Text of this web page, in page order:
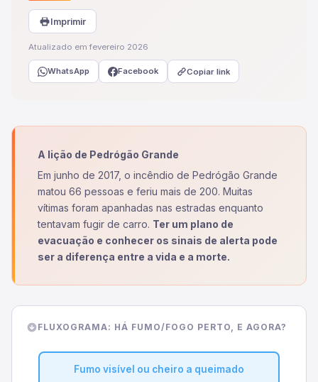
Imprimir
Atualizado em fevereiro 2026
WhatsApp Facebook Copiar link
A lição de Pedrógão Grande
Em junho de 2017, o incêndio de Pedrógão Grande
matou 66 pessoas e feriu mais de 200. Muitas
vítimas foram apanhadas nas estradas enquanto
tentavam fugir de carro. Ter um plano de
evacuação e conhecer os sinais de alerta pode
ser a diferença entre a vida e a morte.
FLUXOGRAMA: HÁ FUMO/FOGO PERTO, E AGORA?
Fumo visível ou cheiro a queimado